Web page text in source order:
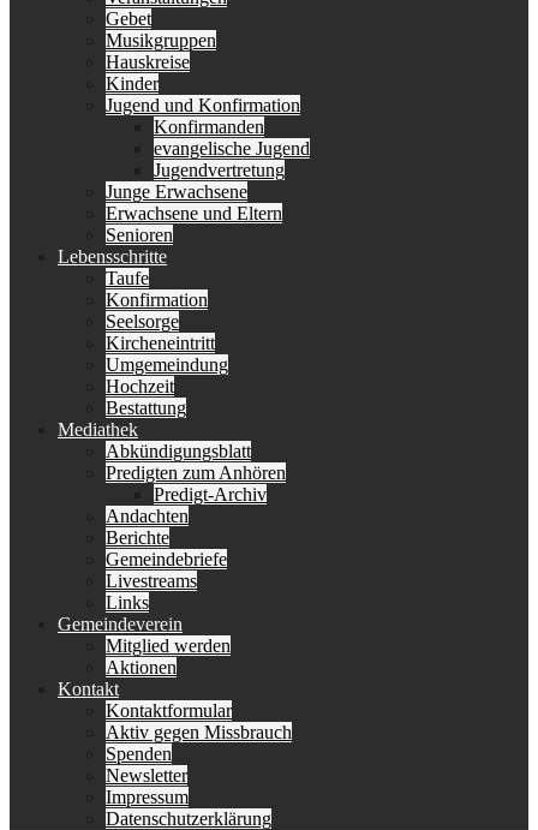
Gebet
Musikgruppen
Hauskreise
Kinder
Jugend und Konfirmation
Konfirmanden
evangelische Jugend
Jugendvertretung
Junge Erwachsene
Erwachsene und Eltern
Senioren
Lebensschritte
Taufe
Konfirmation
Seelsorge
Kircheneintritt
Umgemeindung
Hochzeit
Bestattung
Mediathek
Abkündigungsblatt
Predigten zum Anhören
Predigt-Archiv
Andachten
Berichte
Gemeindebriefe
Livestreams
Links
Gemeindeverein
Mitglied werden
Aktionen
Kontakt
Kontaktformular
Aktiv gegen Missbrauch
Spenden
Newsletter
Impressum
Datenschutzerklärung